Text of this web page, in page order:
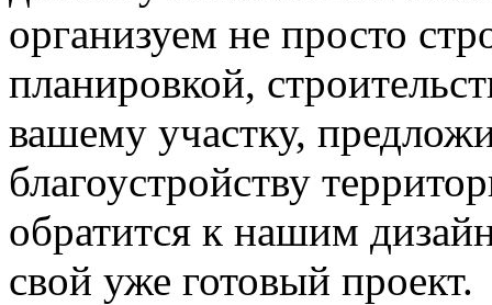
организуем не просто
планировкой,
вашему участку,
благоустройству
обратится к нашим
свой уже готовый проект.